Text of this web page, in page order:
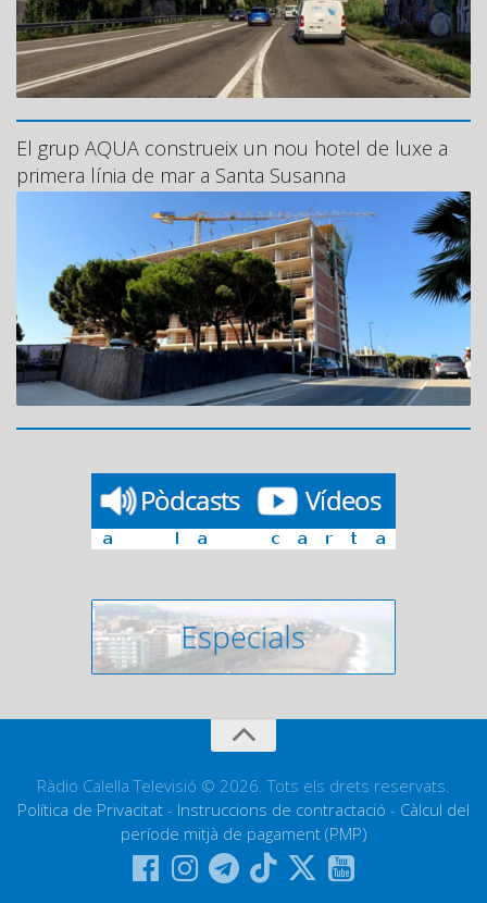
El grup AQUA construeix un nou hotel de luxe a
primera línia de mar a Santa Susanna
Ràdio Calella Televisió © 2026. Tots els drets reservats.
Política de Privacitat - Instruccions de contractació - Càlcul del
període mitjà de pagament (PMP)